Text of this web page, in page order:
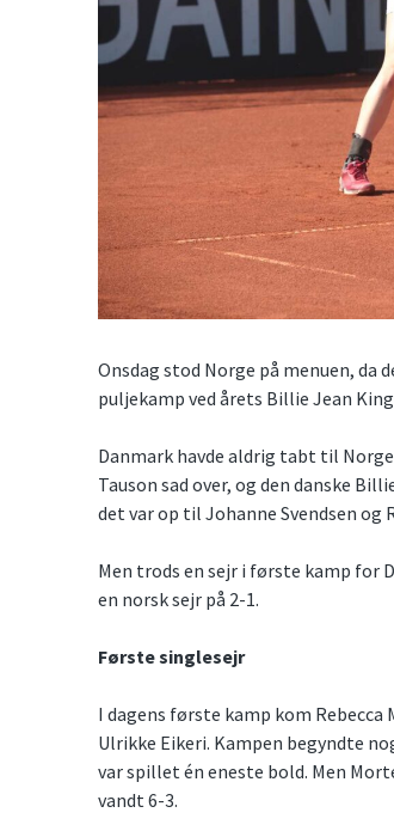
Onsdag stod Norge på menuen, da
puljekamp ved årets Billie Jean King
Danmark havde aldrig tabt til
Tauson sad over, og den danske
det var op til Johanne Svendsen og
Men trods en sejr i første kamp for
en norsk sejr på 2-1.
Første singlesejr
I dagens første kamp kom
Ulrikke Eikeri. Kampen begyndte
var spillet én eneste bold. Men
vandt 6-3.